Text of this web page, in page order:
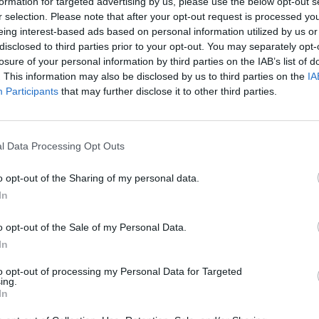
selection. Please note that after your opt-out request is processed
interest-based ads based on personal information utilized by us
to third parties prior to your opt-out. You may separately
of your personal information by third parties on the IAB’s list of
This information may also be disclosed by us to third parties on the
Participants that may further disclose it to other third parties.
Data Processing Opt Outs
opt-out of the Sharing of my personal data.
opt-out of the Sale of my Personal Data.
opt-out of processing my Personal Data for Targeted
de ahorro alcanzaron los 79.091 millones,
hasta los 47.415 millones, un 4% más. La base
respecto al año pasado, un 4,5% más.
que más de un millón de clientes llevaron
que considera que “consolida una cultura de
de cada vez más personas con la
El importe medio de las aportaciones aumentó
prestaciones a 768.000 personas por
los cuales ocho de cada diez beneficiarios